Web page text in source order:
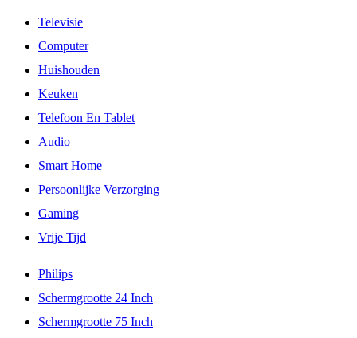
Televisie
Computer
Huishouden
Keuken
Telefoon En Tablet
Audio
Smart Home
Persoonlijke Verzorging
Gaming
Vrije Tijd
Philips
Schermgrootte 24 Inch
Schermgrootte 75 Inch